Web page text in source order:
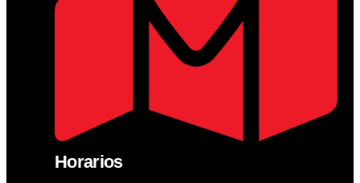
Horarios